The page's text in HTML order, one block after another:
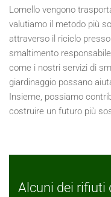
Lomello vengono
valutiamo il metodo più
attraverso il riciclo
smaltimento
come i nostri servizi di
giardinaggio possano
Insieme, possiamo
costruire un futuro più
Alcuni dei rifiuti